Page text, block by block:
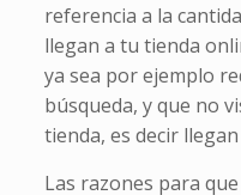
referencia a la
llegan a tu tienda
ya sea por ejemplo
búsqueda, y que no
tienda, es decir
Las razones para